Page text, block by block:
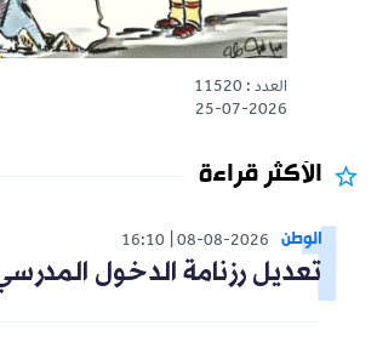
العدد : 11520
25-07-2026
الأكثر قراءة
الوطن 08-08-2026
16:10
تعديل رزنامة الدخول